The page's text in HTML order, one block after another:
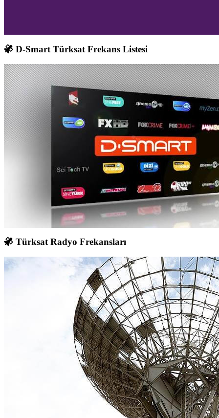
D-Smart Türksat Frekans Listesi
Türksat Radyo Frekansları